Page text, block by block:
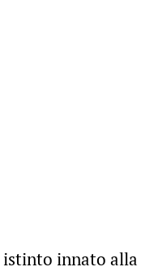
innato alla